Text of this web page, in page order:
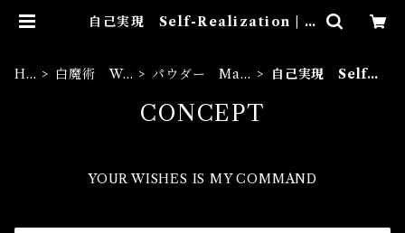
自己実現 Self-Realization | A
白魔術
HO
白魔術 Wh
パウダー Magi
自己実現 Self-
CONCEPT
YOUR WISHES IS MY COMMAND